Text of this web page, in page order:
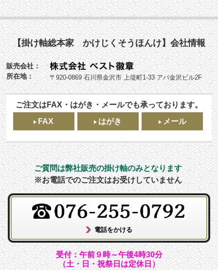
【掛け軸総本家 かけじくそうほんけ】会社情報
販売会社：
所在地：
〒920-0869 石川県金沢市 上堤町1-33 アパ金沢ビル2F
ご注文はFAX・はがき・メールでも承っております。
FAX
はがき メール
ご質問は弊社販売の掛け軸のみとなります
※お電話でのご注文はお受けしていません
受付：午前９時～午後4時30分
（土・日・祝祭日は定休日）